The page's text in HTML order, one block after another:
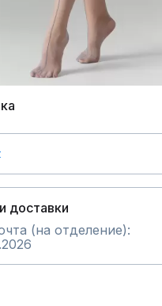
доставки
(на отделение):